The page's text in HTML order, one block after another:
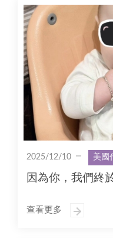
2025/12/10 美國
因為你，我們終
查看更多